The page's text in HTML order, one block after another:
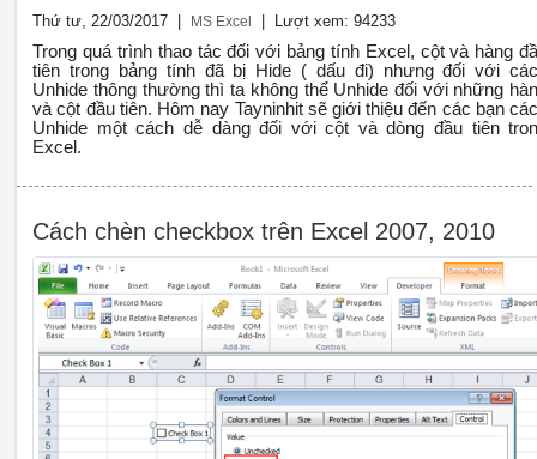
Thứ tư, 22/03/2017 | MS Excel | Lượt xem: 94233
Trong quá trình thao tác đối với bảng tính Excel, cột và hàng
tiên trong bảng tính đã bị Hide ( dấu đi) nhưng đối với
Unhide thông thường thì ta không thể Unhide đối với những
và cột đầu tiên. Hôm nay Tayninhit sẽ giới thiệu đến các bạn
Unhide một cách dễ dàng đối với cột và dòng đầu tiên
Excel.
Cách chèn checkbox trên Excel 2007, 2010